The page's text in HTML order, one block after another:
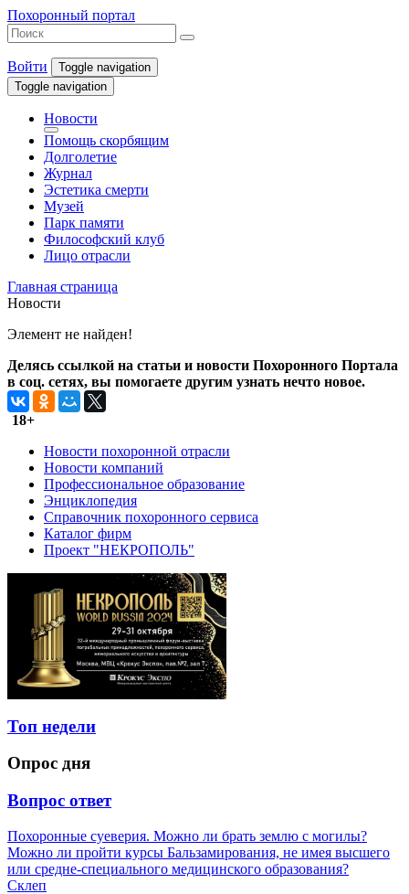
Похоронный портал
Войти
Toggle navigation
Toggle navigation
Новости
Помощь скорбящим
Долголетие
Журнал
Эстетика смерти
Музей
Парк памяти
Философский клуб
Лицо отрасли
Главная страница
Новости
Элемент не найден!
Делясь ссылкой на статьи и новости Похоронного Портала
в соц. сетях, вы помогаете другим узнать нечто новое.
18+
Новости похоронной отрасли
Новости компаний
Профессиональное образование
Энциклопедия
Справочник похоронного сервиса
Каталог фирм
Проект "НЕКРОПОЛЬ"
Топ недели
Опрос дня
Вопрос ответ
Похоронные суеверия. Можно ли брать землю с могилы?
Можно ли пройти курсы Бальзамирования, не имея высшего
или средне-специального медицинского образования?
Склеп